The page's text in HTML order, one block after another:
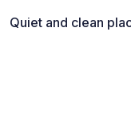
Quiet and clean